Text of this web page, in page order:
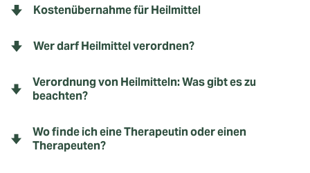
Kostenübernahme für Heilmittel
Wer darf Heilmittel verordnen?
Verordnung von Heilmitteln: Was gibt es zu
beachten?
Wo finde ich eine Therapeutin oder einen
Therapeuten?